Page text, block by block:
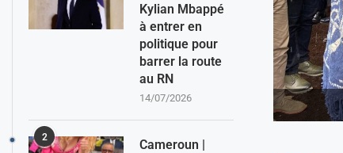
Kylian Mbappé
à entrer en
politique pour
barrer la route
au RN
14/07/2026
2
Cameroun |